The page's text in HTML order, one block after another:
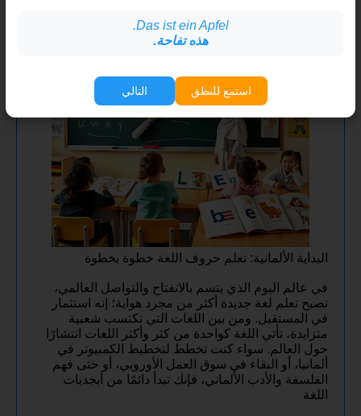
Das ist ein Apfel.
هذه تفاحة.
استمع للنطق التالي
البداية الألمانية: تعلم حروف اللغة خطوة بخطوة
في عالم اليوم الذي يتسم بالانفتاح والتواصل العالمي،
تصبح تعلم لغة جديدة أكثر من مجرد هواية؛ إنه استثمار
في المستقبل. ومن بين اللغات التي تكتسب شعبية
متزايدة، تأتي اللغة كواحدة من كثر وأكثر اللغات انتشارًا
حول العالم. سواء كنت تخطط لتخطيط الكمبيوتر في
ألمانيا، أو البقاء في سوق العمل الأوروبي، أو حتى فهم
الفلسفة والأدب الألماني، فإنك تبدأ دائمًا من أبجديات
اللغة